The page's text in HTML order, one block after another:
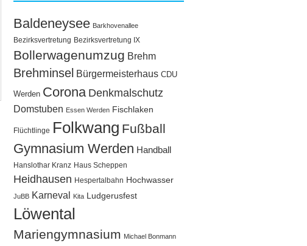
Baldeneysee Barkhovenallee
Bezirksvertretung Bezirksvertretung IX
Bollerwagenumzug Brehm
Brehminsel Bürgermeisterhaus CDU
Werden Corona Denkmalschutz
Domstuben Essen Werden Fischlaken
Flüchtlinge Folkwang Fußball
Gymnasium Werden Handball
Hanslothar Kranz Haus Scheppen
Heidhausen Hespertalbahn Hochwasser
JuBB Karneval Kita Ludgerusfest
Löwental
Mariengymnasium Michael Bonmann